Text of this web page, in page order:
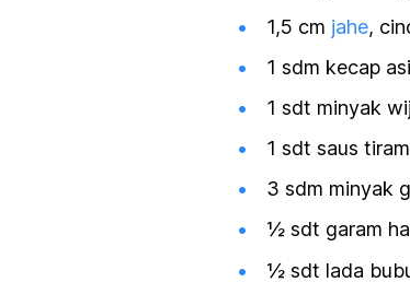
1,5 cm jahe,
1 sdm kecap
1 sdt minyak
1 sdt saus tiram
3 sdm minyak
½ sdt garam
½ sdt lada